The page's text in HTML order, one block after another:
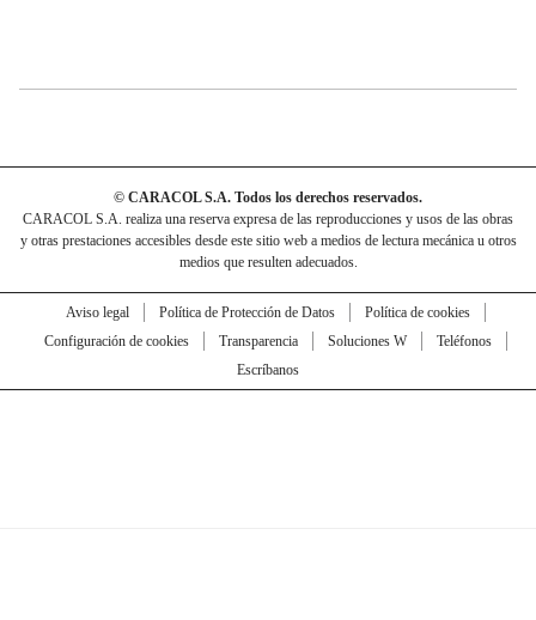
© CARACOL S.A. Todos los derechos reservados.
CARACOL S.A. realiza una reserva expresa de las reproducciones y usos de las obras
y otras prestaciones accesibles desde este sitio web a medios de lectura mecánica u otros
medios que resulten adecuados.
Aviso legal Política de Protección de Datos
Política de cookies
Configuración de cookies
Transparencia Soluciones W
Teléfonos
Escríbanos